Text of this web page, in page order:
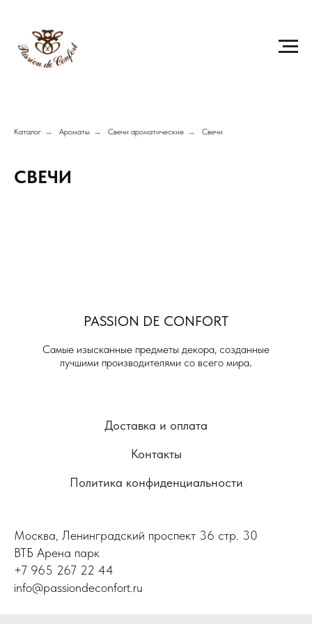
Каталог → Ароматы → Свечи ароматические → Свечи
СВЕЧИ
PASSION DE CONFORT
Самые изысканные предметы декора, созданные
лучшими производителями со всего мира.
Доставка и оплата
Контакты
Политика конфиденциальности
Москва, Ленинградский проспект 36 стр. 30
ВТБ Арена парк
+7 965 267 22 44
info@passiondeconfort.ru